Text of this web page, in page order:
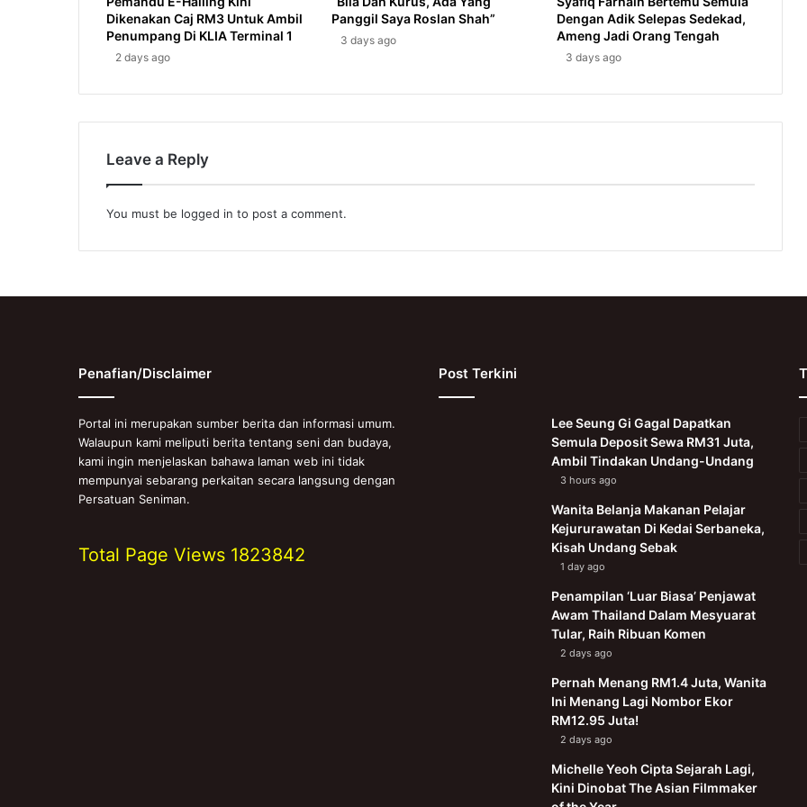
Dikenakan Caj RM3 Untuk Ambil
Penumpang Di KLIA Terminal 1
2 days ago
Panggil Saya Roslan Shah”
3 days ago
Dengan Adik Selepas Sedekad,
Ameng Jadi Orang Tengah
3 days ago
Leave a Reply
You must be logged in to post a comment.
Penafian/Disclaimer
Portal ini merupakan sumber berita dan informasi umum.
Walaupun kami meliputi berita tentang seni dan budaya,
kami ingin menjelaskan bahawa laman web ini tidak
mempunyai sebarang perkaitan secara langsung dengan
Persatuan Seniman.
Total Page Views 1823842
Post Terkini
Lee Seung Gi Gagal Dapatkan
Semula Deposit Sewa RM31 Juta,
Ambil Tindakan Undang-Undang
3 hours ago
Wanita Belanja Makanan Pelajar
Kejururawatan Di Kedai Serbaneka,
Kisah Undang Sebak
1 day ago
Penampilan ‘Luar Biasa’ Penjawat
Awam Thailand Dalam Mesyuarat
Tular, Raih Ribuan Komen
2 days ago
Pernah Menang RM1.4 Juta, Wanita
Ini Menang Lagi Nombor Ekor
RM12.95 Juta!
2 days ago
Michelle Yeoh Cipta Sejarah Lagi,
Kini Dinobat The Asian Filmmaker